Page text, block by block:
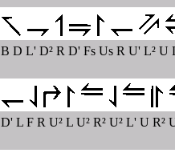
B D L' D² R D' Fs Us R U' L² U
D' L F R U² L U² R² U² L' U R²